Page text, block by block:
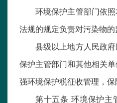
环境保护主管部门依
法规的规定负责对污染物的
县级以上地方人民政
保护主管部门和其他相关
强环境保护税征收管理，保
第十五条 环境保护主